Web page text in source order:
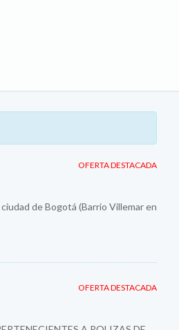
OFERTA DESTACADA
de Bogotá (Barrio Villemar en
OFERTA DESTACADA